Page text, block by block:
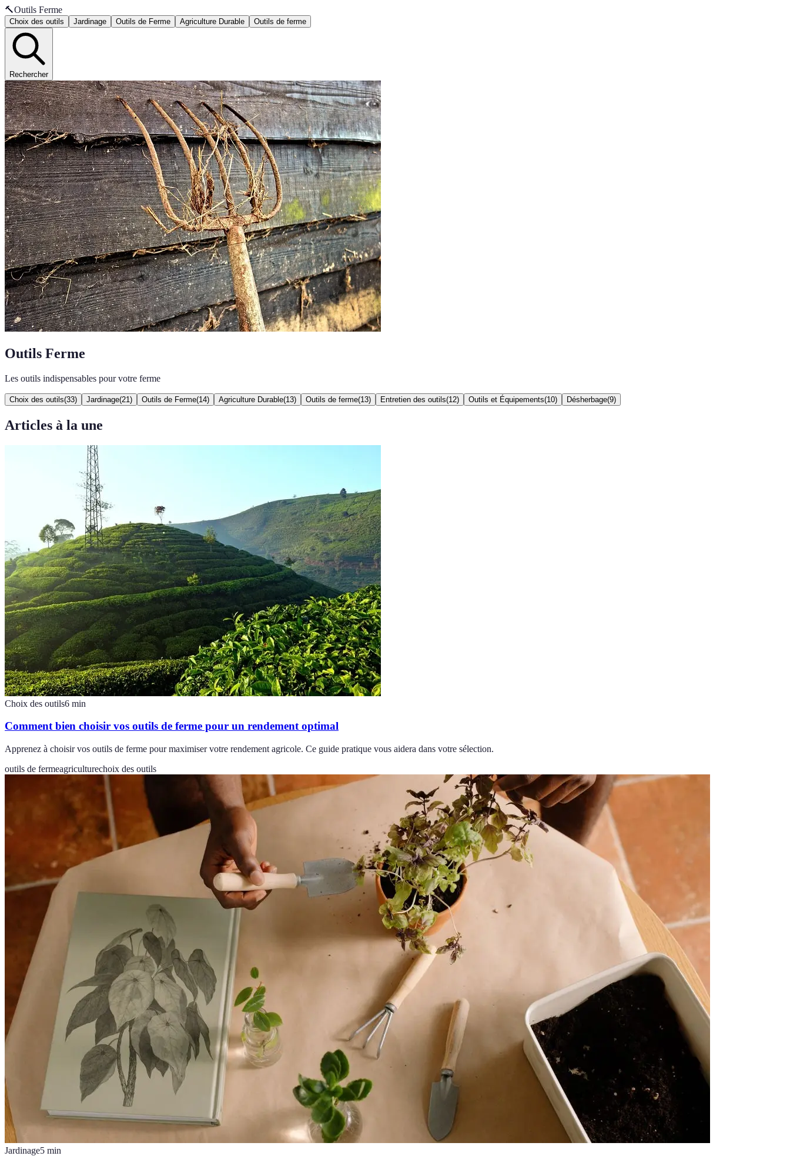
🔨Outils Ferme
Choix des outils Jardinage Outils de Ferme Agriculture Durable Outils de ferme
Rechercher
Outils Ferme
Les outils indispensables pour votre ferme
Choix des outils(33) Jardinage(21 ) Outils de Ferme(14) Agriculture Durable(13) Outils de ferme(13) Entretien des outils(12) Outils et Équipements(10) Désherbage(9)
Articles à la une
Choix des outils6 min
Comment bien choisir vos outils de ferme pour un rendement optimal
Apprenez à choisir vos outils de ferme pour maximiser votre rendement agricole. Ce guide pratique vous aidera dans votre sélection.
outils de fermeagriculturechoix des outils
Jardinage5 min